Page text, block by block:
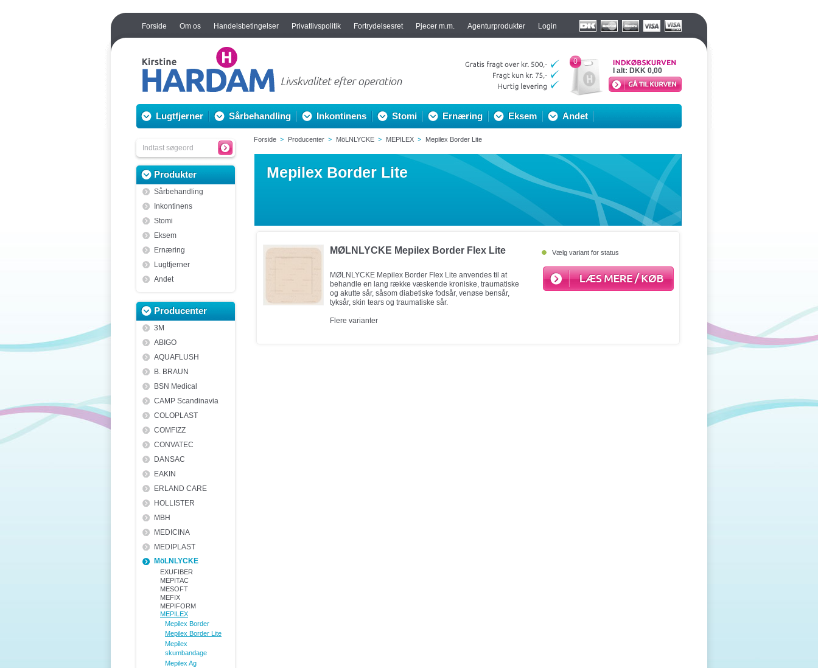
Forside Om os Handelsbetingelser Privatlivspolitik Fortrydelsesret Pjecer m.m. Agenturprodukter Login
Lugtfjerner Sårbehandling Inkontinens Stomi Ernæring Eksem Andet
0
I alt: DKK 0,00
Produkter
Sårbehandling
Inkontinens
Stomi
Eksem
Ernæring
Lugtfjerner
Andet
Producenter
3M
ABIGO
AQUAFLUSH
B. BRAUN
BSN Medical
CAMP Scandinavia
COLOPLAST
COMFIZZ
CONVATEC
DANSAC
EAKIN
ERLAND CARE
HOLLISTER
MBH
MEDICINA
MEDIPLAST
MöLNLYCKE
EXUFIBER
MEPITAC
MESOFT
MEFIX
MEPIFORM
MEPILEX
Mepilex Border
Mepilex Border Lite
Mepilex
skumbandage
Mepilex Ag
Forside Producenter MöLNLYCKE MEPILEX Mepilex Border Lite
Mepilex Border Lite
MØLNLYCKE Mepilex Border Flex Lite
MØLNLYCKE Mepilex Border Flex Lite anvendes til at
behandle en lang række væskende kroniske, traumatiske
og akutte sår, såsom diabetiske fodsår, venøse bensår,
tyksår, skin tears og traumatiske sår.
Flere varianter
Vælg variant for status